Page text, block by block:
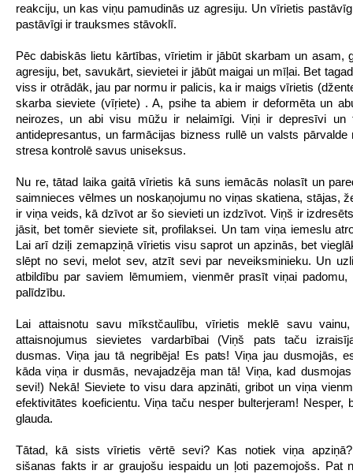
reakciju, un kas viņu pamudinās uz agresiju. Un vīrietis
pastāvīgi ir trauksmes stāvoklī.
Pēc dabiskās lietu kārtības, vīrietim ir jābūt skarbam un asam,
agresiju, bet, savukārt, sievietei ir jābūt maigai un mīļai. Bet
viss ir otrādāk, jau par normu ir palicis, ka ir maigs vīrietis
skarba sieviete (vīŗiete) . A, psihe ta abiem ir deformēta un
neirozes, un abi visu mūžu ir nelaimīgi. Viņi ir depresīvi un
antidepresantus, un farmācijas bizness rullē un valsts pārvalde
stresa kontrolē savus uniseksus.
Nu re, tātad laika gaitā vīrietis kā suns iemācās nolasīt un
saimnieces vēlmes un noskaņojumu no viņas skatiena, stājas,
ir viņa veids, kā dzīvot ar šo sievieti un izdzīvot. Viņš ir
jāsit, bet tomēr sieviete sit, profilaksei. Un tam viņa iemeslu
Lai arī dziļi zemapziņā vīrietis visu saprot un apzinās, bet
slēpt no sevi, melot sev, atzīt sevi par neveiksminieku. Un
atbildību par saviem lēmumiem, vienmēr prasīt viņai padomu,
palīdzību.
Lai attaisnotu savu mīkstčaulību, vīrietis meklē savu
attaisnojumus sievietes vardarbībai (Viņš pats taču
dusmas. Viņa jau tā negribēja! Es pats! Viņa jau dusmojās,
kāda viņa ir dusmās, nevajadzēja man tā! Viņa, kad dusmojas
sevi!) Nekā! Sieviete to visu dara apzināti, gribot un viņa
efektivitātes koeficientu. Viņa taču nesper bulterjeram! Nesper,
glauda.
Tātad, kā sists vīrietis vērtē sevi? Kas notiek viņa
sišanas fakts ir ar graujošu iespaidu un ļoti pazemojošs. Pat